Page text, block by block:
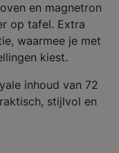
en magnetron
op tafel. Extra
waarmee je met
kiest.
inhoud van 72
stijlvol en